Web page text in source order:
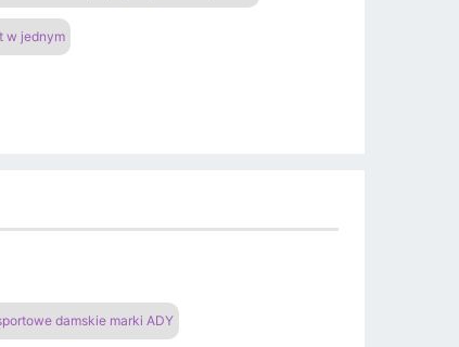
w jednym
damskie marki ADY